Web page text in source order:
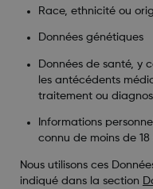
Race, ethnicité ou
Données génétiques
Données de santé, y
les antécédents
traitement ou
Informations
connu de moins de 18
Nous utilisons ces
indiqué dans la section